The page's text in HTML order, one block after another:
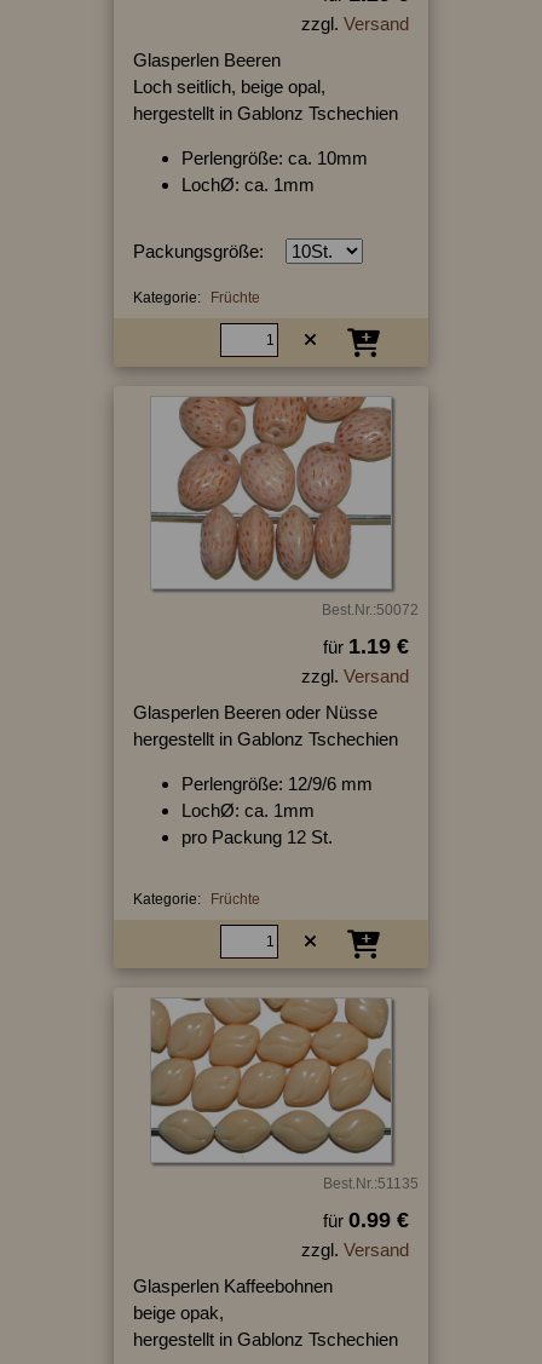
zzgl. Versand
Glasperlen Beeren
Loch seitlich, beige opal,
hergestellt in Gablonz Tschechien
Perlengröße: ca. 10mm
LochØ: ca. 1mm
Packungsgröße:
Kategorie: Früchte
Best.Nr.:50072
für 1.19 €
zzgl. Versand
Glasperlen Beeren oder Nüsse
hergestellt in Gablonz Tschechien
Perlengröße: 12/9/6 mm
LochØ: ca. 1mm
pro Packung 12 St.
Kategorie: Früchte
Best.Nr.:51135
für 0.99 €
zzgl. Versand
Glasperlen Kaffeebohnen
beige opak,
hergestellt in Gablonz Tschechien